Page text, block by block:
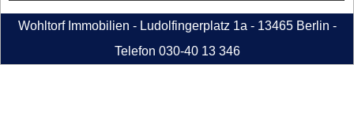
Wohltorf Immobilien - Ludolfingerplatz 1a - 13465 Berlin -
Telefon 030-40 13 346